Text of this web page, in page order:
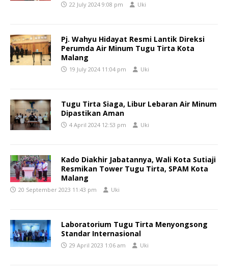
22 July 2024 9:08 pm Uki
Pj. Wahyu Hidayat Resmi Lantik Direksi
Perumda Air Minum Tugu Tirta Kota
Malang
19 July 2024 11:04 pm Uki
Tugu Tirta Siaga, Libur Lebaran Air Minum
Dipastikan Aman
4 April 2024 12:53 pm Uki
Kado Diakhir Jabatannya, Wali Kota Sutiaji
Resmikan Tower Tugu Tirta, SPAM Kota
Malang
20 September 2023 11:43 pm Uki
Laboratorium Tugu Tirta Menyongsong
Standar Internasional
29 April 2023 1:06 am Uki